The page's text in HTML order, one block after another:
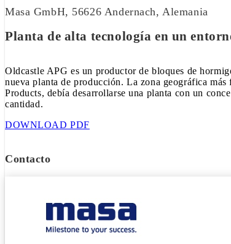
PUBLICIDAD
Masa GmbH, 56626 Andernach, Alemania
Planta de alta tecnología en un
Oldcastle APG es un productor de bloques de
nueva planta de producción. La zona geográfica
Products, debía desarrollarse una planta con un
cantidad.
DOWNLOAD PDF
Contacto